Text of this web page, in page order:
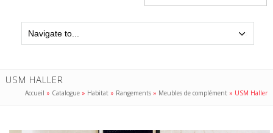
USM HALLER
Accueil » Catalogue » Habitat » Rangements » Meubles de complément » USM Haller